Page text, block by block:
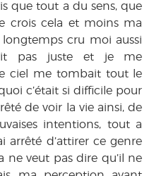
que tout a du sens, que
crois cela et moins ma
longtemps cru moi aussi
pas juste et je me
ciel me tombait tout le
c’était si difficile pour
de voir la vie ainsi, de
intentions, tout a
arrêté d’attirer ce genre
ne veut pas dire qu’il ne